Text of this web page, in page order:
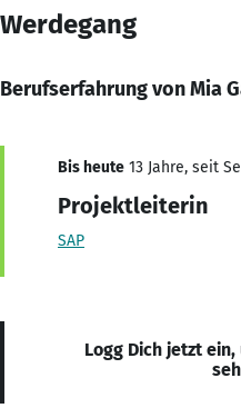
Werdegang
Berufserfahrung von Mia
Bis heute 13 Jahre, seit
Projektleiterin
SAP
Logg Dich jetzt